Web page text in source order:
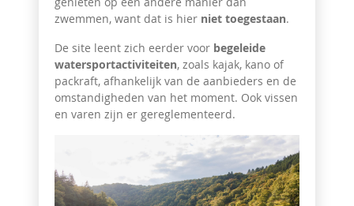
zwemmen, want dat is hier niet toegestaan.
De site leent zich eerder voor begeleide
watersportactiviteiten, zoals kajak, kano of
packraft, afhankelijk van de aanbieders en de
omstandigheden van het moment. Ook vissen
en varen zijn er gereglementeerd.